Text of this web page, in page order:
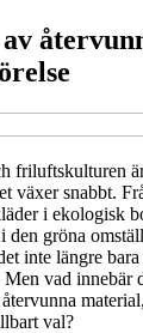
friluftskulturen
växer snabbt.
i ekologisk
den gröna
inte längre
vad innebär
val?